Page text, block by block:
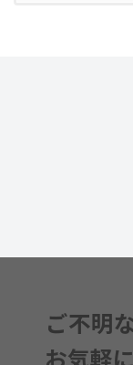
ご不明
お気軽